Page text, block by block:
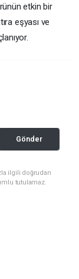
etkin bir
eşyası ve
Gönder
ilgili doğrudan
tutulamaz.